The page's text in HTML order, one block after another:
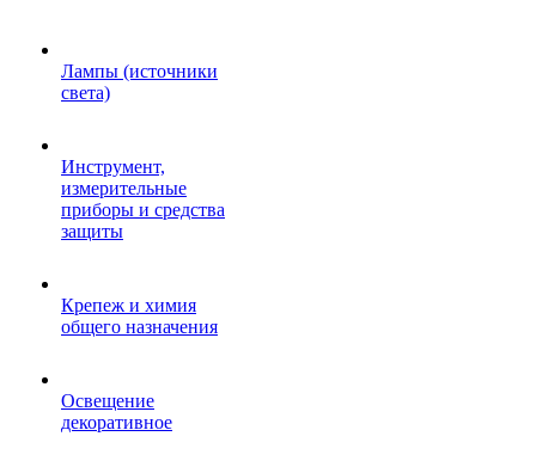
Лампы (источники
света)
Инструмент,
измерительные
приборы и средства
защиты
Крепеж и химия
общего назначения
Освещение
декоративное